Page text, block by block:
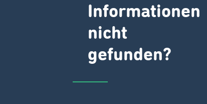
Informationen
nicht
gefunden?